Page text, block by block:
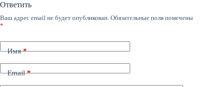
Ответить
Ваш адрес email не будет опубликован. Обязательные поля помечены
*
Имя*
Email*